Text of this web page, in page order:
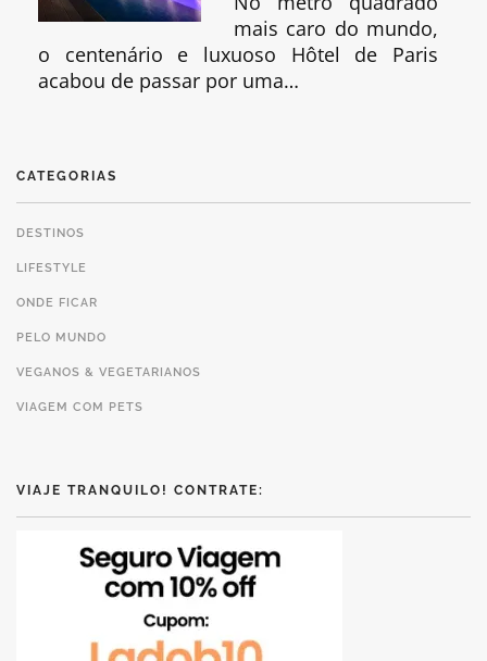
mais caro do mundo,
o centenário e luxuoso Hôtel de Paris
acabou de passar por uma…
CATEGORIAS
DESTINOS
LIFESTYLE
ONDE FICAR
PELO MUNDO
VEGANOS & VEGETARIANOS
VIAGEM COM PETS
VIAJE TRANQUILO! CONTRATE: